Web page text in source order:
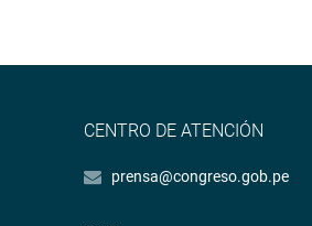
CENTRO DE ATENCIÓN
prensa@congreso.gob.pe